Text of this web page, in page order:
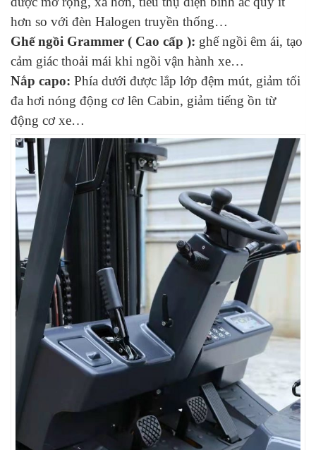
hơn so với đèn Halogen truyền thống…
Ghế ngồi Grammer ( Cao cấp ): ghế ngồi êm ái, tạo
cảm giác thoải mái khi ngồi vận hành xe…
Nắp capo: Phía dưới được lắp lớp đệm mút, giảm tối
đa hơi nóng động cơ lên Cabin, giảm tiếng ồn từ
động cơ xe…